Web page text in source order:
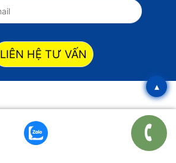
LIÊN HỆ TƯ VẤN
TIN TỨC
▴